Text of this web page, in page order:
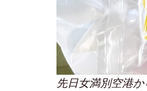
先日女満別空港